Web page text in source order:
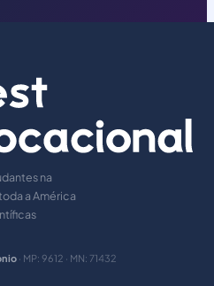
na
a América
· MP: 9612 · MN: 71432